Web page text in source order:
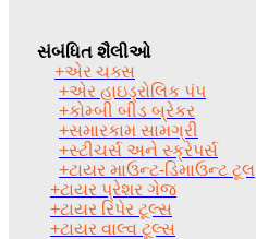
સંબંધિત શૈલીઓ
+એર ચક્સ
+એર હાઇડ્રોલિક પંપ
+કોમ્બી બીડ બ્રેકર
+સમારકામ સામગ્રી
+સ્ટીચર્સ અને સ્ક્રેપર્સ
+ટાયર માઉન્ટ-ડિમાઉન્ટ ટૂલ
+ટાયર પ્રેશર ગેજ
+ટાયર રિપેર ટૂલ્સ
+ટાયર વાલ્વ ટૂલ્સ